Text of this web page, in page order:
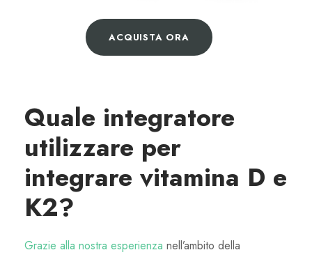
ACQUISTA ORA
Quale integratore
utilizzare per
integrare vitamina D e
K2?
Grazie alla nostra esperienza nell’ambito della